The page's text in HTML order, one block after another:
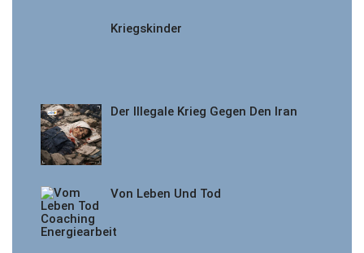
Kriegskinder
Der Illegale Krieg Gegen Den Iran
Von Leben Und Tod